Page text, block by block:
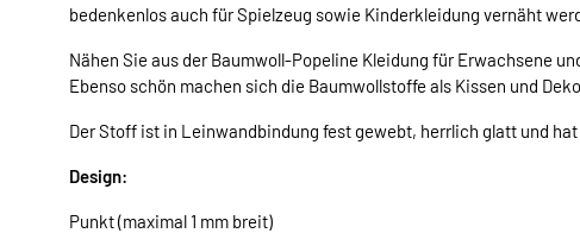
bedenkenlos auch für Spielzeug sowie Kinderkleidung vernäht
Nähen Sie aus der Baumwoll-Popeline Kleidung für Erwachsene
Ebenso schön machen sich die Baumwollstoffe als Kissen und
Der Stoff ist in Leinwandbindung fest gewebt, herrlich glatt und
Design:
Punkt (maximal 1 mm breit)